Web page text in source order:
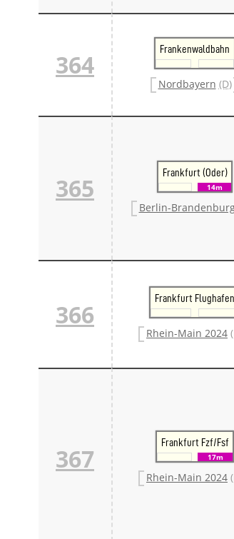
364
Frankenwaldbahn
Nordbayern (D)
365
Frankfurt (Oder)
14m
Berlin-
366
Frankfurt Flughafen
Rhein-Main 2024
367
Frankfurt Fzf/Fsf
17m
Rhein-Main 2024